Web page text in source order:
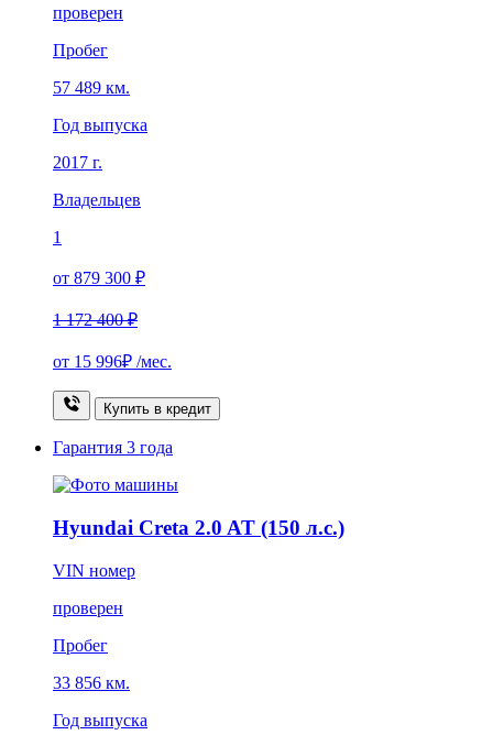
проверен
Пробег
57 489 км.
Год выпуска
2017 г.
Владельцев
1
от 879 300 ₽
1 172 400 ₽
от 15 996₽ /мес.
Купить в кредит
Гарантия 3 года
Hyundai Creta 2.0 AT (150 л.с.)
VIN номер
проверен
Пробег
33 856 км.
Год выпуска